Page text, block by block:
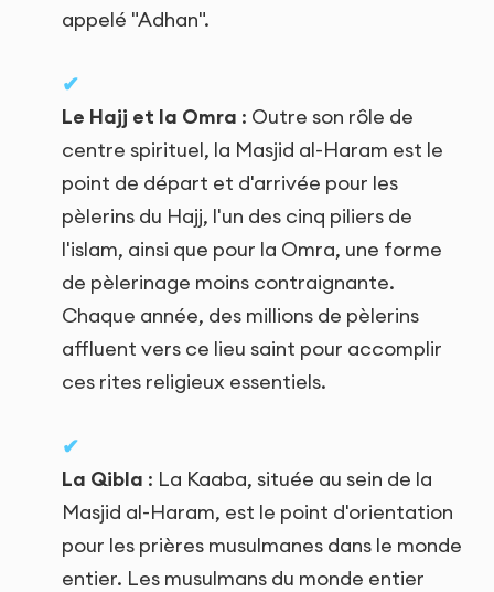
appelé "Adhan".
Le Hajj et la Omra : Outre son rôle de
centre spirituel, la Masjid al-Haram est le
point de départ et d'arrivée pour les
pèlerins du Hajj, l'un des cinq piliers de
l'islam, ainsi que pour la Omra, une forme
de pèlerinage moins contraignante.
Chaque année, des millions de pèlerins
affluent vers ce lieu saint pour accomplir
ces rites religieux essentiels.
La Qibla : La Kaaba, située au sein de la
Masjid al-Haram, est le point d'orientation
pour les prières musulmanes dans le monde
entier. Les musulmans du monde entier